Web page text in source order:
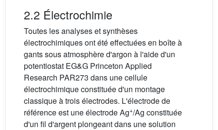
2.2 Électrochimie
Toutes les analyses et synthèses
électrochimiques ont été effectuées en boîte à
gants sous atmosphère d'argon à l'aide d'un
potentiostat EG&G Princeton Applied
Research PAR273 dans une cellule
électrochimique constituée d'un montage
classique à trois électrodes. L'électrode de
référence est une électrode Ag+/Ag constituée
d'un fil d'argent plongeant dans une solution